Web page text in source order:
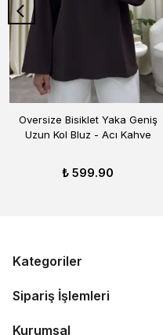
Oversize Bisiklet Yaka Geniş
Uzun Kol Bluz - Acı Kahve
₺ 599.90
Kategoriler
Sipariş İşlemleri
Kurumsal